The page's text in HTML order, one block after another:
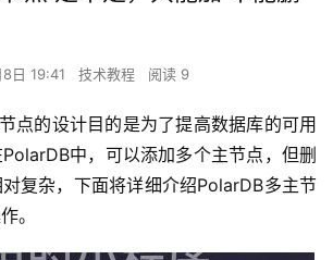
日 19:41 技术教程 阅读 9
点的设计目的是为了提高数据库的可用
中，可以添加多个主节点，但删
复杂，下面将详细介绍PolarDB多主节
。